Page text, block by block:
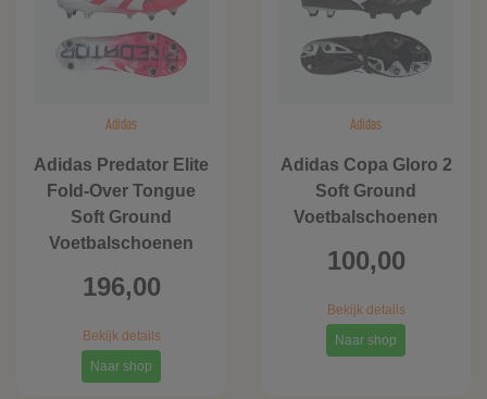
Adidas
Adidas Predator Elite
Fold-Over Tongue
Soft Ground
Voetbalschoenen
196,00
Bekijk details
Naar shop
Adidas
Adidas Copa Gloro 2
Soft Ground
Voetbalschoenen
100,00
Bekijk details
Naar shop